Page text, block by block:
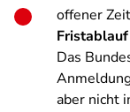
offener
Das
aber nicht